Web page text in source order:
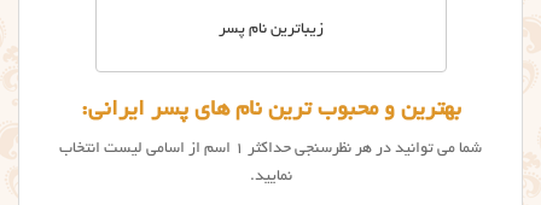
زیباترین نام پسر
بهترین و محبوب ترین نام های پسر ایرانی:
شما می توانید در هر نظرسنجی حداکثر ۱ اسم از اسامی لیست انتخاب
نمایید.